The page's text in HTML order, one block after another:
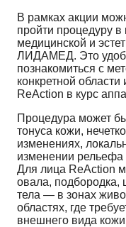
В рамках акции
пройти процедуру
медицинской и
ЛИДАМЕД. Это
познакомиться с
конкретной
ReAction в курс
Процедура может
тонуса кожи,
изменениях,
изменении
Для лица ReAction
овала, подбородка,
тела — в зонах
областях, где
внешнего вида